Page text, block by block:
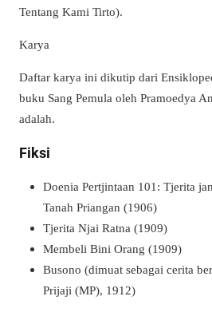
Tentang Kami Tirto).
Karya
Daftar karya ini dikutip dari
buku Sang Pemula oleh Pramoedya
adalah.
Fiksi
Doenia Pertjintaan 101: Tjerita
Tanah Priangan (1906)
Tjerita Njai Ratna (1909)
Membeli Bini Orang (1909)
Busono (dimuat sebagai cerita
Prijaji (MP), 1912)